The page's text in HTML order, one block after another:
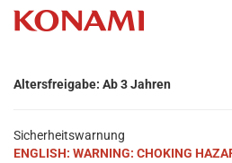
Altersfreigabe: Ab 3 Jahren
Sicherheitswarnung
ENGLISH: WARNING: CHOKING